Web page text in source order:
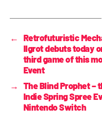
← Retrofuturistic
Ilgrot debuts today
third game of this
Event
→ The Blind Prophet –
Indie Spring Spree
Nintendo Switch